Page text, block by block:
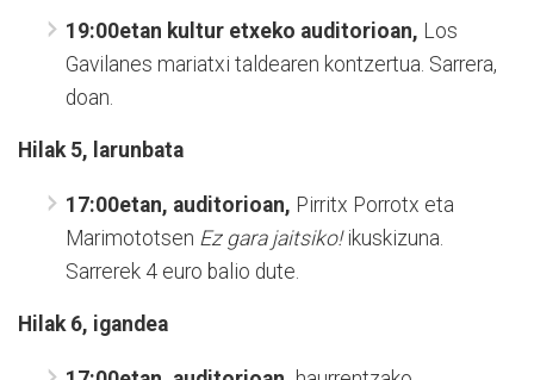
19:00etan kultur etxeko auditorioan, Los
Gavilanes mariatxi taldearen kontzertua. Sarrera,
doan.
Hilak 5, larunbata
17:00etan, auditorioan, Pirritx Porrotx eta
Marimototsen Ez gara jaitsiko! ikuskizuna.
Sarrerek 4 euro balio dute.
Hilak 6, igandea